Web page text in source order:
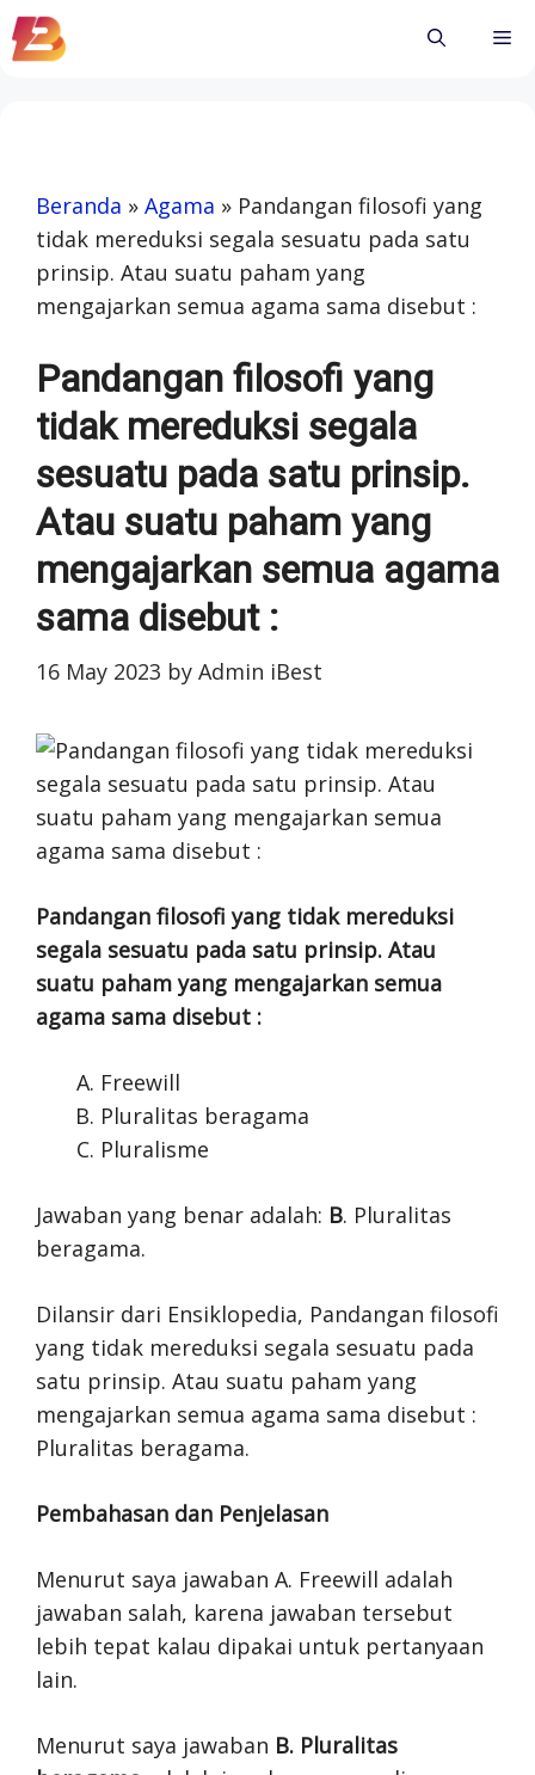
Skip
to
Beranda » Agama » Pandangan filosofi yang
tidak mereduksi segala sesuatu pada satu
prinsip. Atau suatu paham yang
mengajarkan semua agama sama disebut :
Pandangan filosofi yang
tidak mereduksi segala
sesuatu pada satu prinsip.
Atau suatu paham yang
mengajarkan semua agama
sama disebut :
16 May 2023 by Admin iBest
Pandangan filosofi yang tidak mereduksi
segala sesuatu pada satu prinsip. Atau
suatu paham yang mengajarkan semua
agama sama disebut :
Freewill
Pluralitas beragama
Pluralisme
Jawaban yang benar adalah: B. Pluralitas
beragama.
Dilansir dari Ensiklopedia, Pandangan filosofi
yang tidak mereduksi segala sesuatu pada
satu prinsip. Atau suatu paham yang
mengajarkan semua agama sama disebut :
Pluralitas beragama.
Pembahasan dan Penjelasan
Menurut saya jawaban A. Freewill adalah
jawaban salah, karena jawaban tersebut
lebih tepat kalau dipakai untuk pertanyaan
lain.
Menurut saya jawaban B. Pluralitas